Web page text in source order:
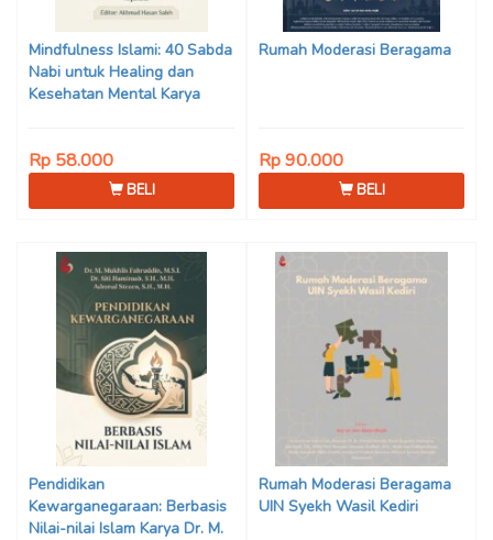
Son Haji, Dede Sunarya,
Iwan Setiawan, Nur Afiatin
Editor: Mi’raj Dodi Kurniawan
Mindfulness Islami: 40 Sabda
Nabi untuk Healing dan
Kesehatan Mental Karya
Saniyya Fadhila, Avanda
Chintya Cahyaning Putri, dan
Arjunedi
Rp 58.000
BELI
Rumah Moderasi Beragama
Rp 90.000
BELI
Pendidikan
Kewarganegaraan: Berbasis
Nilai-nilai Islam Karya Dr. M.
Rumah Moderasi Beragama
UIN Syekh Wasil Kediri